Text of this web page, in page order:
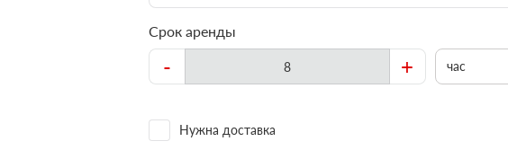
Срок аренды
- + час
Нужна доставка